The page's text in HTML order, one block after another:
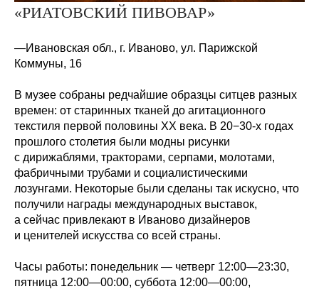
«РИАТОВСКИЙ ПИВОВАР»
—Ивановская обл., г. Иваново, ул. Парижской
Коммуны, 16
В музее собраны редчайшие образцы ситцев разных
времен: от старинных тканей до агитационного
текстиля первой половины XX века. В 20−30-х годах
прошлого столетия были модны рисунки
с дирижаблями, тракторами, серпами, молотами,
фабричными трубами и социалистическими
лозунгами. Некоторые были сделаны так искусно, что
получили награды международных выставок,
а сейчас привлекают в Иваново дизайнеров
и ценителей искусства со всей страны.
Часы работы: понедельник — четверг 12:00—23:30,
пятница 12:00—00:00, суббота 12:00—00:00,